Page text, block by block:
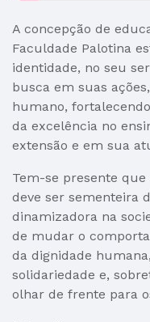
A concepção de
Faculdade Palotina
identidade, no seu
busca em suas
humano,
da excelência no
extensão e em sua
Tem-se presente
deve ser sementeira
dinamizadora na
de mudar o
da dignidade
solidariedade e,
olhar de frente para